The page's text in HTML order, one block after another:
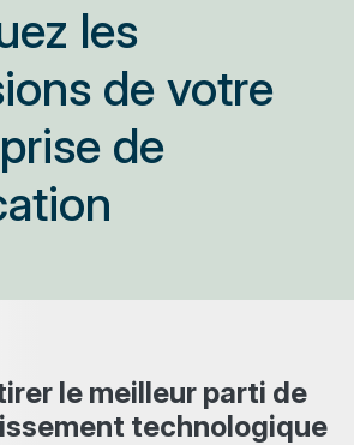
les
de votre
de
le meilleur parti de
technologique